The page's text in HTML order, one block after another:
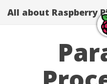
All about Raspberry